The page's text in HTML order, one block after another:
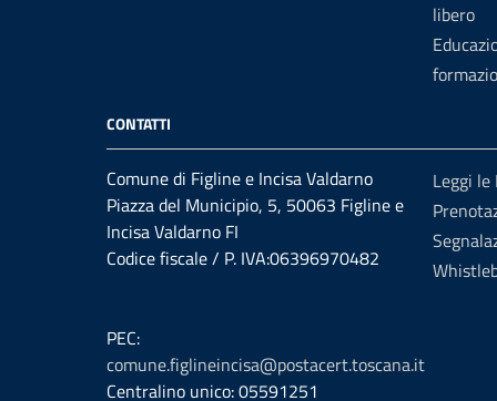
libero
CONTATTI
Comune di Figline e Incisa Valdarno
Piazza del Municipio, 5, 50063 Figline e
Incisa Valdarno FI
Codice fiscale / P. IVA:06396970482
PEC:
comune.figlineincisa@postacert.toscana.it
Centralino unico: 05591251
Leggi le